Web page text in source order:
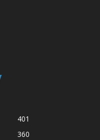
401
360